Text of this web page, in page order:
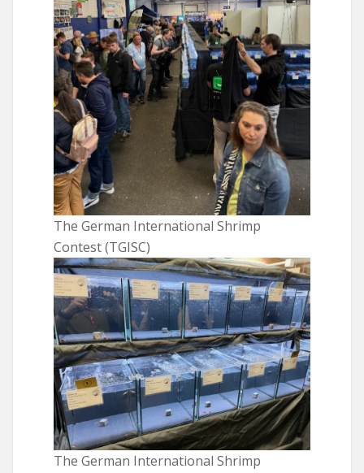
The German International Shrimp
Contest (TGISC)
The German International Shrimp